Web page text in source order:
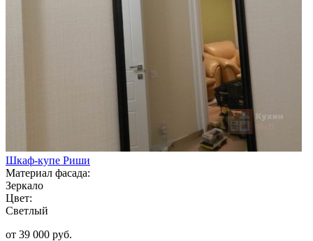
Шкаф-купе Риши
Материал фасада:
Зеркало
Цвет:
Светлый
от 39 000 руб.